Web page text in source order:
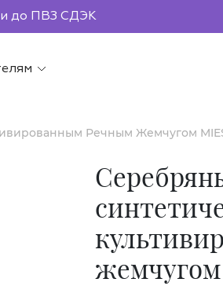
до ПВЗ СДЭК
Речным Жемчугом